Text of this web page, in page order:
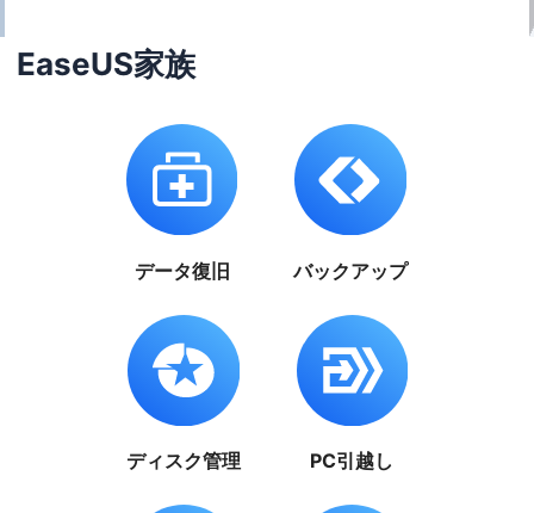
EaseUS家族
データ復旧 バックアップ
ディスク管理 PC引越し